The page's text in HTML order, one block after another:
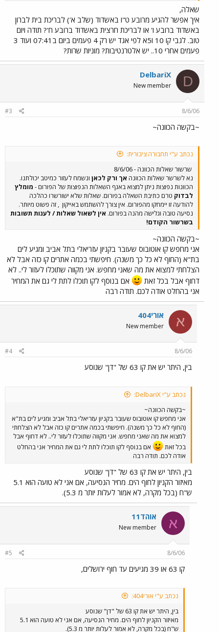
שאלה,
איך אפשר להגיע מרובע ט"ו באשדוד (שלב א') לבריכת בית לברון
באשדוד ברובע ו' או לבריכת חרצית באשדוד ברובע ח'? תודה ויום
טוב. לגבי קו 10 ו5א לפי אגד יש רק 4 פעמים ביום ב07:41 ועוד 3
פעמים אחרי 10.. יש אלטרנטיבות? מוניות שרות?
D
DelbariX
New member
8/6/06
#3
~בקשה הכוונה~
נכתב ע"י תחבורה ציבורית:
שרשור שאלות הכוונה - 8/6/06
נא לשרשר שאלות הכוונה אך ורק לכאן ונשמח לעזור כמיטב יכולתנו.
הכוונות נפוצות ניתן למצוא באגף השאלות הנפוצות של הפורום - מומלץ
לבדוק טרם כתיבת השאלה בפורום. שאלות שלא ישורשרו כהלכה
להודעה זו יימחקו מהפורום. אין צורך להשתמש באייקון , זה פשוט מיותר.
נסיעה טובה וגלישה מהנה בפורום. אין לשאול שאלות / לענות תשובות
בשרשור הקודם!
~בקשה הכוונה~
אני מחפש קו אוטובוס שעובר בקניון עזריאלי בתל אביב ומגיע לים
בת"א (החוף לא כל כך משנה). חיפשתי בכמה אתרים קו כזה אבל לא
הצלחתי למצוא את מה שאני מחפש. אני מקווה שתוכלו לעזור לי.. לא
דחוף אבל בכל זאת
אם בנוסף לקו תוכלו לתת לי גם את המחיר
אני בהחלט אודה לכם. תודה רבה
א אורי404
New member
8/6/06
#4
בין, היתר יש את קו 63 של "דן" שנוסע
נכתב ע"י DelbariX:
~בקשה הכוונה~
אני מחפש קו אוטובוס שעובר בקניון עזריאלי בתל אביב ומגיע לים בת"א
(החוף לא כל כך משנה). חיפשתי בכמה אתרים קו כזה אבל לא הצלחתי
למצוא את מה שאני מחפש. אני מקווה שתוכלו לעזור לי.. לא דחוף אבל
בכל זאת
אם בנוסף לקו תוכלו לתת לי גם את המחיר אני בהחלט
אודה לכם. תודה רבה
בין, היתר יש את קו 63 של "דן" שנוסע
מאיזור הקניון לחוף הים. מחיר הנסיעה, אם אני לא טועה הוא 5.1
ש"ח (בכל מקרה, לא אמור לעלות יותר מ 5.3).
א אוהד11
New member
8/6/06
#5
קו 63 או 39 מגיעים עד חוף ירושלים,
נכתב ע"י אורי404:
בין, היתר יש את קו 63 של "דן" שנוסע
מאיזור הקניון לחוף הים. מחיר הנסיעה, אם אני לא טועה הוא 5.1
ש"ח (בכל מקרה, לא אמור לעלות יותר מ 5.3).